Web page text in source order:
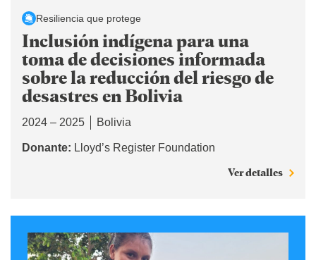
Resiliencia que protege
Inclusión indígena para una
toma de decisiones informada
sobre la reducción del riesgo de
desastres en Bolivia
2024 – 2025 Bolivia
Donante: Lloyd’s Register Foundation
Ver detalles